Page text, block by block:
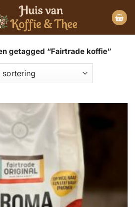
getagged “Fairtrade koffie”